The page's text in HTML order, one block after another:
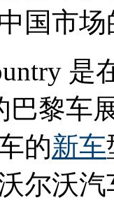
国市
巴黎车
的新车
尔沃